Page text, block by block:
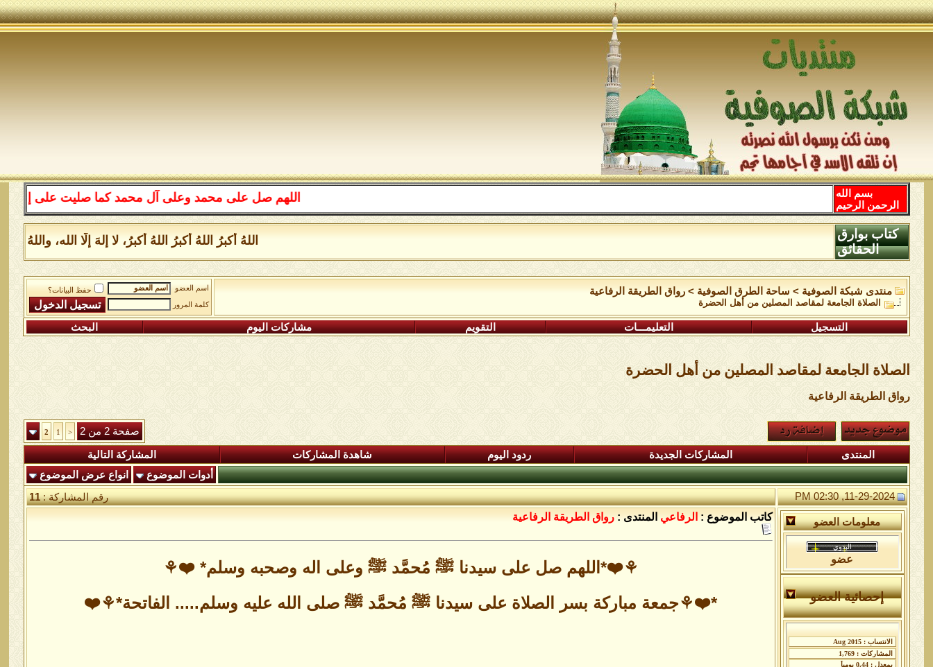
اللهم صل على محمد وعلى آل محمد كما صليت على إبراهيم
بسم الله
الرحمن الرحيم
اللهُ أكبرُ اللهُ أكبرُ اللهُ أكبرُ، لا إلهَ إلَّا الله، واللهُ
كتاب بوارق
الحقائق
منتدى شبكة الصوفية > ساحة الطرق الصوفية >رواق الطريقة الرفاعية
الصلاة الجامعة لمقاصد المصلين من أهل الحضرة
اسم العضو
حفظ البيانات؟
كلمة المرور
التسجيل التعليمـــات التقويم مشاركات اليوم البحث
الصلاة الجامعة لمقاصد المصلين من أهل الحضرة
رواق الطريقة الرفاعية
صفحة 2 من 2 <
1
2
المنتدى المشاركات الجديدة ردود اليوم شاهدة المشاركات
المشاركة التالية
أدوات الموضوع
انواع عرض الموضوع
11-29-2024, 02:30 PM
رقم المشاركة :11
معلومات العضو
عضو
إحصائية العضو
كاتب الموضوع : الرفاعي المنتدى : رواق الطريقة الرفاعية
⚘️❤️*اللهم صل على سيدنا ﷺ مُحمَّد ﷺ وعلى اله وصحبه وسلم* ❤️⚘️
*❤️⚘️جمعة مباركة بسر الصلاة على سيدنا ﷺ مُحمَّد ﷺ صلى الله عليه وسلم..... الفاتحة*⚘️❤️